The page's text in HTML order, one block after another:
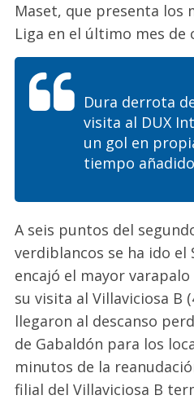
Maset, que presenta los
Liga en el último mes de
Dura derrota
visita al DUX
un gol en
tiempo
A seis puntos del
verdiblancos se ha ido el
encajó el mayor
su visita al Villaviciosa B
llegaron al descanso
de Gabaldón para los
minutos de la
filial del Villaviciosa B